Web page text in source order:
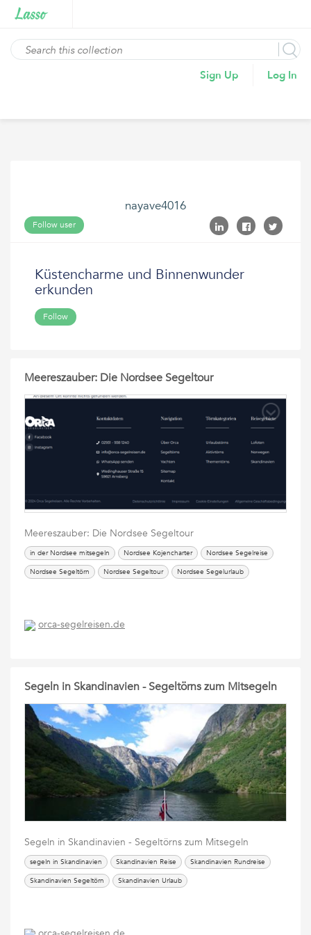
Sign Up Log In
nayave4016
Follow user
Küstencharme und Binnenwunder
erkunden
Follow
Meereszauber: Die Nordsee Segeltour
Meereszauber: Die Nordsee Segeltour
in der Nordsee mitsegeln Nordsee Kojencharter
Nordsee Segelreise
Nordsee Segeltörn
Nordsee Segeltour
Nordsee Segelurlaub
orca-segelreisen.de
Segeln in Skandinavien - Segeltörns zum Mitsegeln
Segeln in Skandinavien - Segeltörns zum Mitsegeln
segeln in Skandinavien Skandinavien Reise
Skandinavien Rundreise
Skandinavien Segeltörn
Skandinavien Urlaub